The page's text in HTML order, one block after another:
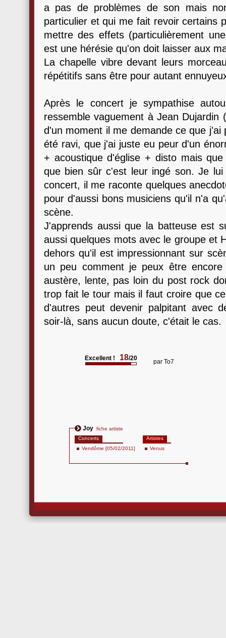
a pas de problèmes de son mais
particulier et qui me fait revoir certains
mettre des effets (particulièrement
est une hérésie qu'on doit laisser aux
La chapelle vibre devant leurs
répétitifs sans être pour autant
Après le concert je sympathise
ressemble vaguement à Jean
d'un moment il me demande ce que
été ravi, que j'ai juste eu peur d'un
+ acoustique d'église + disto mais
que bien sûr c'est leur ingé son. Je
concert, il me raconte quelques
pour d'aussi bons musiciens qu'il n'a
scène.
J'apprends aussi que la batteuse est
aussi quelques mots avec le groupe et
dehors qu'il est impressionnant sur
un peu comment je peux être
austère, lente, pas loin du post rock
trop fait le tour mais il faut croire que
d'autres peut devenir palpitant avec
soir-là, sans aucun doute, c'était le cas.
Excellent ! 18/20 par To7
Joy fiche artiste
Concerts
Vendôme [05/02/2011]
Artistes
Venus